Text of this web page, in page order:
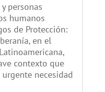
personas
humanos
de Protección:
en el
contexto que
necesidad